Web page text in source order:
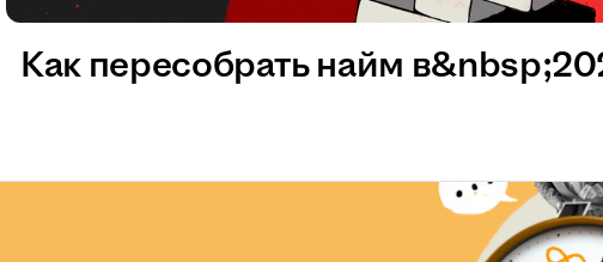
Как пересобрать найм